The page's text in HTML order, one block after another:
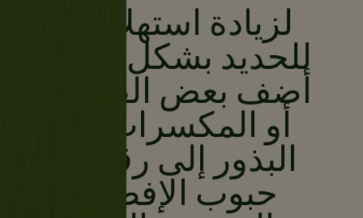
لزيادة استهلاكك
للحديد بشكل أكبر،
أضف بعض الفاكهة
أو المكسرات أو
البذور إلى رقائق
حبوب الإفطار